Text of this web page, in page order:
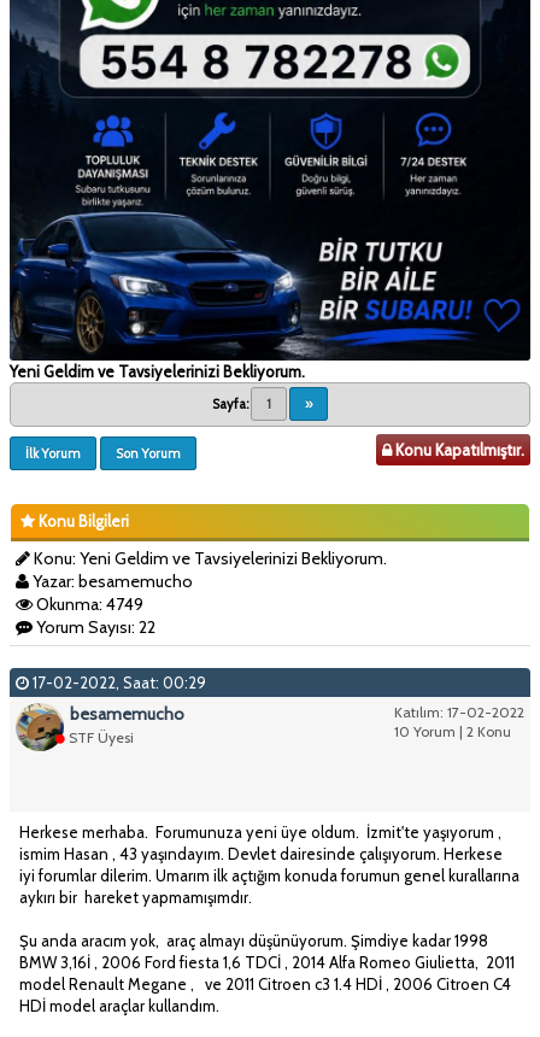
Yeni Geldim ve Tavsiyelerinizi Bekliyorum.
Sayfa: 1 »
İlk Yorum Son Yorum Konu Kapatılmıştır.
Konu Bilgileri
Konu: Yeni Geldim ve Tavsiyelerinizi Bekliyorum.
Yazar: besamemucho
Okunma: 4749
Yorum Sayısı: 22
17-02-2022, Saat: 00:29
Katılım: 17-02-2022
10 Yorum | 2 Konu
besamemucho
STF Üyesi
Herkese merhaba. Forumunuza yeni üye oldum. İzmit'te yaşıyorum ,
ismim Hasan , 43 yaşındayım. Devlet dairesinde çalışıyorum. Herkese
iyi forumlar dilerim. Umarım ilk açtığım konuda forumun genel kurallarına
aykırı bir hareket yapmamışımdır.
Şu anda aracım yok, araç almayı düşünüyorum. Şimdiye kadar 1998
BMW 3,16İ , 2006 Ford fiesta 1,6 TDCİ , 2014 Alfa Romeo Giulietta, 2011
model Renault Megane , ve 2011 Citroen c3 1.4 HDİ , 2006 Citroen C4
HDİ model araçlar kullandım.